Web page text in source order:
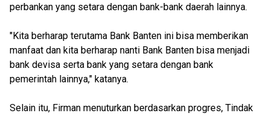
perbankan yang setara dengan bank-bank daerah lainnya.
"Kita berharap terutama Bank Banten ini bisa memberikan
manfaat dan kita berharap nanti Bank Banten bisa menjadi
bank devisa serta bank yang setara dengan bank
pemerintah lainnya," katanya.
Selain itu, Firman menuturkan berdasarkan progres, Tindak